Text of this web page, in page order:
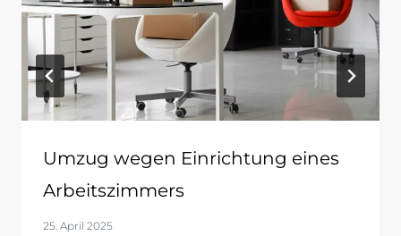
Umzug wegen Einrichtung eines
Arbeitszimmers
25. April 2025